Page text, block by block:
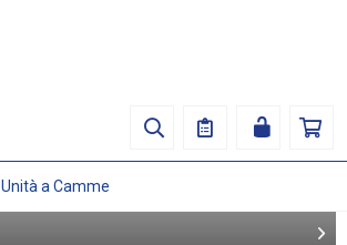
Unità a Camme